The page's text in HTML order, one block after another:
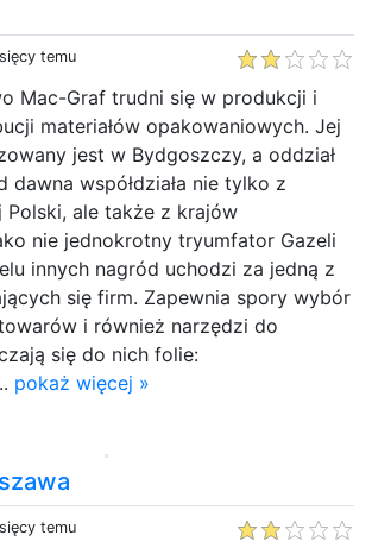
temu
Mac-Graf trudni się w produkcji i
materiałów opakowaniowych. Jej
jest w Bydgoszczy, a oddział
dawna współdziała nie tylko z
Polski, ale także z krajów
nie jednokrotny tryumfator Gazeli
innych nagród uchodzi za jedną z
się firm. Zapewnia spory wybór
i również narzędzi do
się do nich folie:
pokaż więcej »
temu